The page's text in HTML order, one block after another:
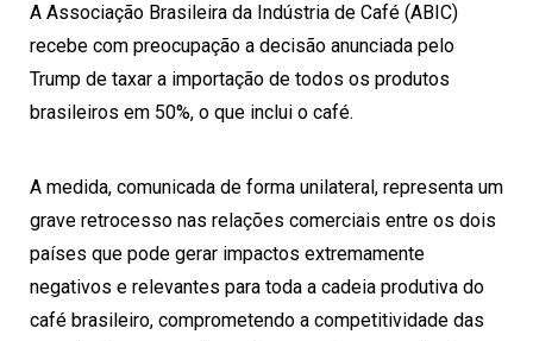
A Associação Brasileira da Indústria de Café (ABIC)
recebe com preocupação a decisão anunciada pelo
Trump de taxar a importação de todos os produtos
brasileiros em 50%, o que inclui o café.
A medida, comunicada de forma unilateral, representa um
grave retrocesso nas relações comerciais entre os dois
países que pode gerar impactos extremamente
negativos e relevantes para toda a cadeia produtiva do
café brasileiro, comprometendo a competitividade das